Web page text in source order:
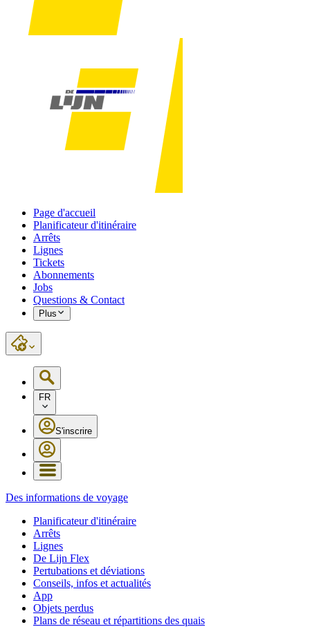
Page d'accueil
Planificateur d'itinéraire
Arrêts
Lignes
Tickets
Abonnements
Jobs
Questions & Contact
Plus
FR
S'inscrire
Des informations de voyage
Planificateur d'itinéraire
Arrêts
Lignes
De Lijn Flex
Pertubations et déviations
Conseils, infos et actualités
App
Objets perdus
Plans de réseau et répartitions des quais